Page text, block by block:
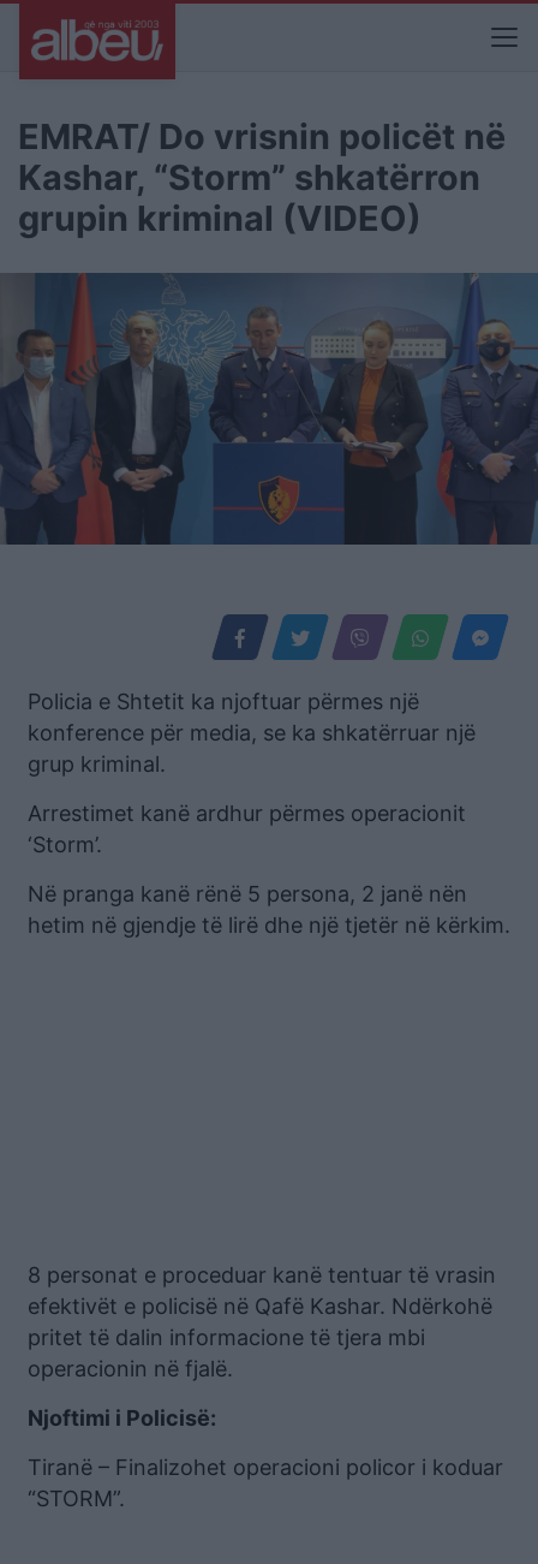
EMRAT/ Do vrisnin policët në
Kashar, “Storm” shkatërron
grupin kriminal (VIDEO)
Policia e Shtetit ka njoftuar përmes një
konference për media, se ka shkatërruar një
grup kriminal.
Arrestimet kanë ardhur përmes operacionit
‘Storm’.
Në pranga kanë rënë 5 persona, 2 janë nën
hetim në gjendje të lirë dhe një tjetër në kërkim.
8 personat e proceduar kanë tentuar të vrasin
efektivët e policisë në Qafë Kashar. Ndërkohë
pritet të dalin informacione të tjera mbi
operacionin në fjalë.
Njoftimi i Policisë:
Tiranë – Finalizohet operacioni policor i koduar
“STORM”.